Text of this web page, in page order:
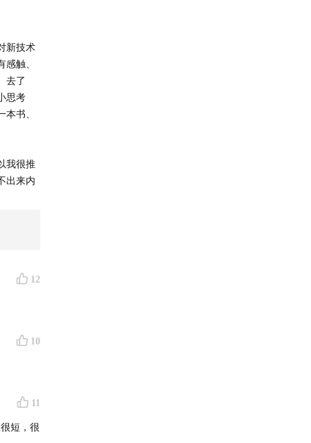
新技术
触、
去了
思考
书、
我很推
出来内
12
10
11
短，很